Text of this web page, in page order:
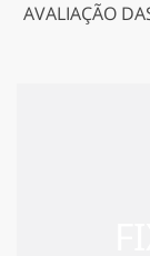
AVALIAÇÃO